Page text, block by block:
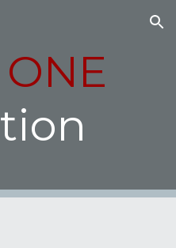
Skip to navigation
ONE